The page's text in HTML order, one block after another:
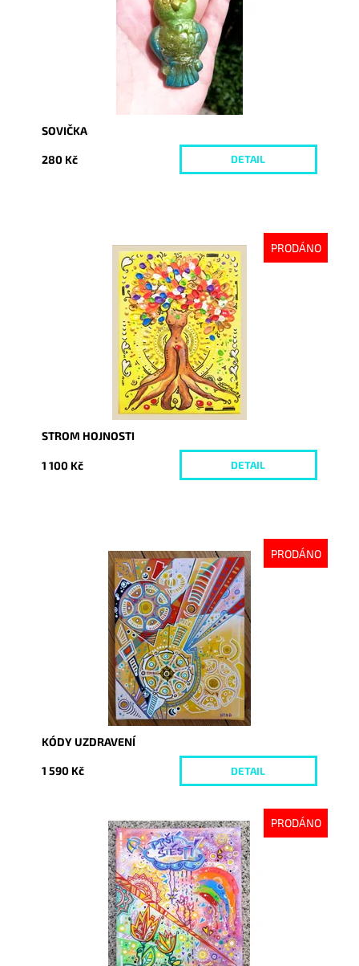
SOVIČKA
280 Kč DETAIL
PRODÁNO
Vyprodáno
4440
STROM HOJNOSTI
1 100 Kč DETAIL
PRODÁNO
Vyprodáno
4532
KÓDY UZDRAVENÍ
1 590 Kč DETAIL
PRODÁNO
Vyprodáno
4553